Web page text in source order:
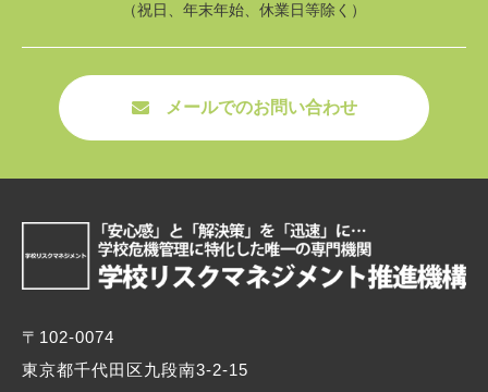
（祝日、年末年始、休業日等除く）
メールでのお問い合わせ
〒102-0074
東京都千代田区九段南3-2-15